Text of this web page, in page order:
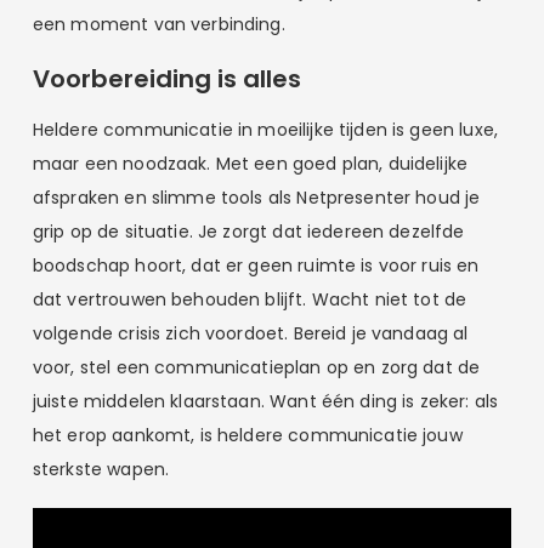
een moment van verbinding.
Voorbereiding is alles
Heldere communicatie in moeilijke tijden is geen luxe,
maar een noodzaak. Met een goed plan, duidelijke
afspraken en slimme tools als Netpresenter houd je
grip op de situatie. Je zorgt dat iedereen dezelfde
boodschap hoort, dat er geen ruimte is voor ruis en
dat vertrouwen behouden blijft. Wacht niet tot de
volgende crisis zich voordoet. Bereid je vandaag al
voor, stel een communicatieplan op en zorg dat de
juiste middelen klaarstaan. Want één ding is zeker: als
het erop aankomt, is heldere communicatie jouw
sterkste wapen.